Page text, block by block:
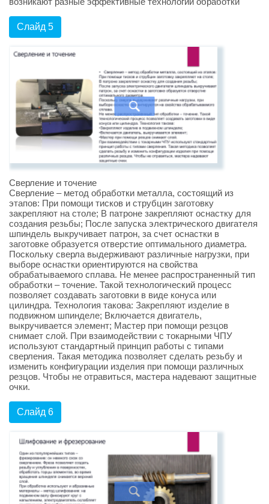
Слайд 5
Сверление и точение
Сверление – метод обработки металла, состоящий из
этапов: При помощи тисков и струбцин заготовку
закрепляют на столе; В патроне закрепляют оснастку для
создания резьбы; После запуска электрического двигателя
шпиндель выкручивает патрон, за счет оснастки в
заготовке образуется отверстие оптимального диаметра.
Поскольку сверла выдерживают различные нагрузки, при
выборе оснастки ориентируются на свойства
обрабатываемого сплава. Не менее распространенный тип
обработки – точение. Такой технологический процесс
позволяет создавать заготовки в виде конуса или
цилиндра. Технология такова: Закрепляют изделие в
подвижном шпинделе; Включается двигатель,
выкручивается элемент; Мастер при помощи резцов
снимает слой. При взаимодействии с токарными ЧПУ
используют стандартный принцип работы с типами
сверления. Такая методика позволяет сделать резьбу и
изменить конфигурации изделия при помощи различных
резцов. Чтобы не отравиться, мастера надевают защитные
очки.
Слайд 6